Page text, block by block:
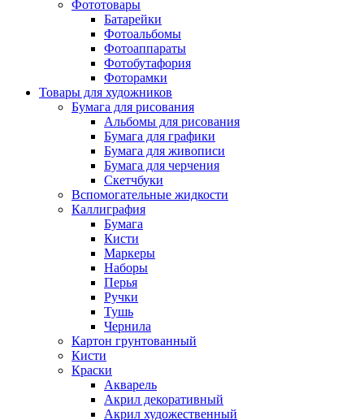
Фототовары
Батарейки
Фотоальбомы
Фотоаппараты
Фотобутафория
Фоторамки
Товары для художников
Бумага для рисования
Альбомы для рисования
Бумага для графики
Бумага для живописи
Бумага для черчения
Скетчбуки
Вспомогательные жидкости
Каллиграфия
Бумага
Кисти
Маркеры
Наборы
Перья
Ручки
Тушь
Чернила
Картон грунтованный
Кисти
Краски
Акварель
Акрил декоративный
Акрил художественный